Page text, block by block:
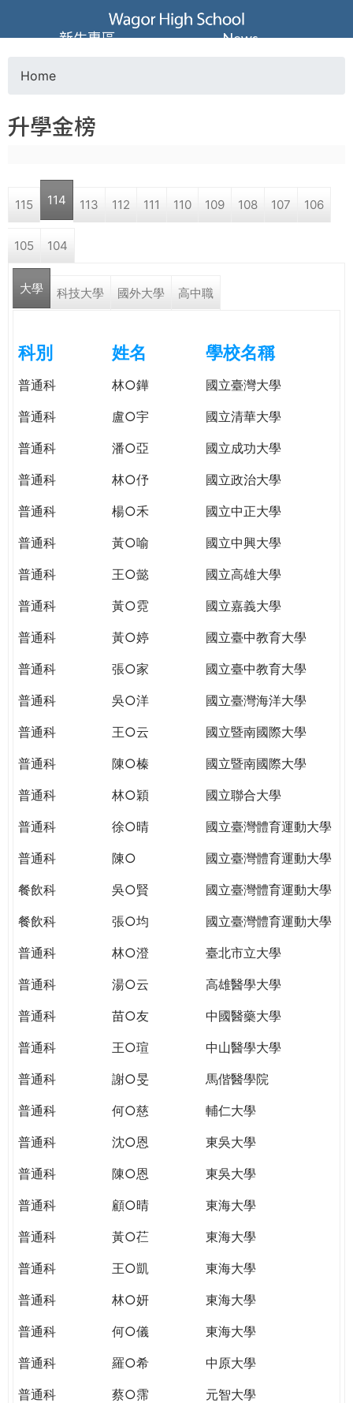
Jump to navigation
葳
格
高
學
格。
WAGOR
TODAY
THE
WORLD
PUTTING
YOU
THE
CITIZENSHIP
o
a
r
e
e
r
e
Home
升學金榜
115 114 113 112 111 110 109 108 107 106
105 104
大學 科技大學 國外大學 高中職
科別 姓名 學校名稱
普通科 林○鏵
國立臺灣大學
普通科
盧○宇
國立清華大學
普通科
潘○亞
國立成功大學
普通科
林○伃
國立政治大學
普通科
楊○禾
國立中正大學
普通科
黃○喻
國立中興大學
普通科
王○懿
國立高雄大學
普通科
黃○霓
國立嘉義大學
普通科
黃○婷
國立臺中教育大學
普通科
張○家
國立臺中教育大學
普通科
吳○洋
國立臺灣海洋大學
普通科
王○云
國立暨南國際大學
普通科
陳○榛
國立暨南國際大學
普通科
林○穎
國立聯合大學
普通科
徐○晴
國立臺灣體育運動大學
普通科
陳○
國立臺灣體育運動大學
餐飲科
吳○賢
國立臺灣體育運動大學
餐飲科
張○均
國立臺灣體育運動大學
普通科
林○澄
臺北市立大學
普通科
湯○云
高雄醫學大學
普通科
苗○友
中國醫藥大學
普通科
王○瑄
中山醫學大學
普通科
謝○旻
馬偕醫學院
普通科
何○慈
輔仁大學
普通科
沈○恩
東吳大學
普通科
陳○恩
東吳大學
普通科
顧○晴
東海大學
普通科
黃○芢
東海大學
普通科
王○凱
東海大學
普通科
林○妍
東海大學
普通科
何○儀
東海大學
普通科
羅○希
中原大學
普通科
蔡○霈
元智大學
新生專區 News